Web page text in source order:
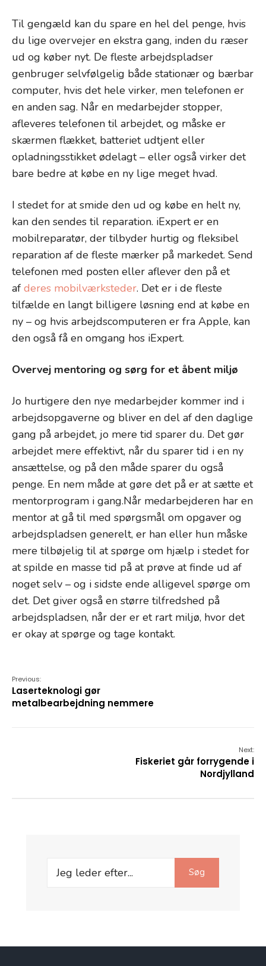
Til gengæld kan du spare en hel del penge, hvis
du lige overvejer en ekstra gang, inden du ræser
ud og køber nyt. De fleste arbejdspladser
genbruger selvfølgelig både stationær og bærbar
computer, hvis det hele virker, men telefonen er
en anden sag. Når en medarbejder stopper,
afleveres telefonen til arbejdet, og måske er
skærmen flækket, batteriet udtjent eller
opladningsstikket ødelagt – eller også virker det
bare bedre at købe en ny lige meget hvad.
I stedet for at smide den ud og købe en helt ny,
kan den sendes til reparation. iExpert er en
mobilreparatør, der tilbyder hurtig og fleksibel
reparation af de fleste mærker på markedet. Send
telefonen med posten eller aflever den på et
af deres mobilværksteder. Det er i de fleste
tilfælde en langt billigere løsning end at købe en
ny – og hvis arbejdscomputeren er fra Apple, kan
den også få en omgang hos iExpert.
Overvej mentoring og sørg for et åbent miljø
Jo hurtigere den nye medarbejder kommer ind i
arbejdsopgaverne og bliver en del af den daglige
gang på arbejdet, jo mere tid sparer du. Det gør
arbejdet mere effektivt, når du sparer tid i en ny
ansættelse, og på den måde sparer du også
penge. En nem måde at gøre det på er at sætte et
mentorprogram i gang.Når medarbejderen har en
mentor at gå til med spørgsmål om opgaver og
arbejdspladsen generelt, er han eller hun måske
mere tilbøjelig til at spørge om hjælp i stedet for
at spilde en masse tid på at prøve at finde ud af
noget selv – og i sidste ende alligevel spørge om
det. Det giver også en større tilfredshed på
arbejdspladsen, når der er et rart miljø, hvor det
er okay at spørge og tage kontakt.
Previous:
Laserteknologi gør
metalbearbejdning nemmere
Next:
Fiskeriet går forrygende i
Nordjylland
Search
Søg